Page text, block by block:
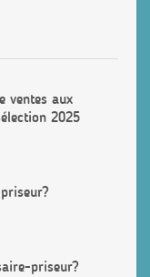
ventes aux
2025
priseur?